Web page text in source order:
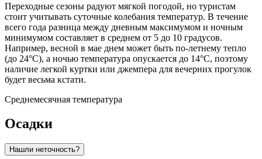
Переходные сезоны радуют мягкой погодой, но туристам
стоит учитывать суточные колебания температур. В течение
всего года разница между дневным максимумом и ночным
минимумом составляет в среднем от 5 до 10 градусов.
Например, весной в мае днем может быть по-летнему тепло
(до 24°C), а ночью температура опускается до 14°C, поэтому
наличие легкой куртки или джемпера для вечерних прогулок
будет весьма кстати.
Среднемесячная температура
Осадки
Нашли неточность?